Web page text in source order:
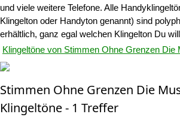
und viele weitere Telefone. Alle
Klingelton oder Handyton genannt) sind
erhältlich, ganz egal welchen Klingelton Du
Klingeltöne von Stimmen Ohne Grenzen
Stimmen Ohne Grenzen Die
Klingeltöne - 1 Treffer